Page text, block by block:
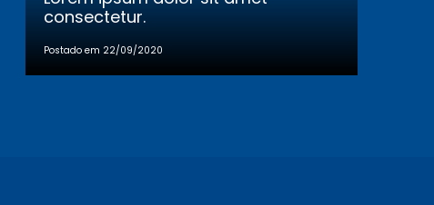
consectetur.
Postado em 22/09/2020